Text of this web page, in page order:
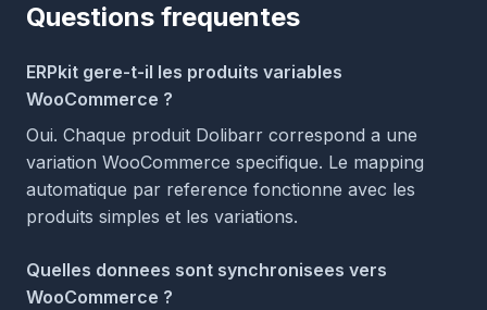
Questions frequentes
ERPkit gere-t-il les produits variables
WooCommerce ?
Oui. Chaque produit Dolibarr correspond a une
variation WooCommerce specifique. Le mapping
automatique par reference fonctionne avec les
produits simples et les variations.
Quelles donnees sont synchronisees vers
WooCommerce ?